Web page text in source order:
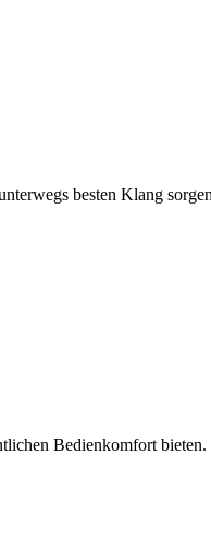
besten Klang
Bedienkomfort bieten.